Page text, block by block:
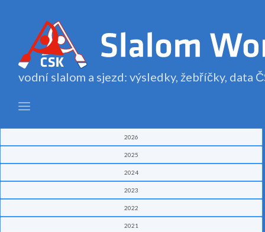
vodní slalom a sjezd: výsledky, žebříčky, data
2026
2025
2024
2023
2022
2021